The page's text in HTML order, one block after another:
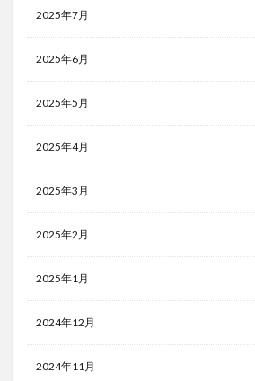
2025年7月
2025年6月
2025年5月
2025年4月
2025年3月
2025年2月
2025年1月
2024年12月
2024年11月